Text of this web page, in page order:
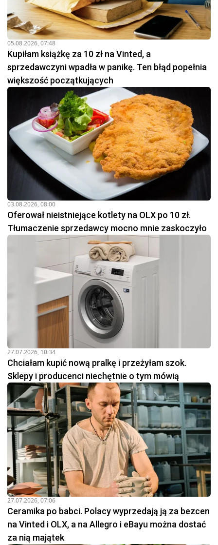
05.08.2026, 07:48
Kupiłam książkę za 10 zł na Vinted, a
sprzedawczyni wpadła w panikę. Ten błąd popełnia
większość początkujących
03.08.2026, 08:00
Oferował nieistniejące kotlety na OLX po 10 zł.
Tłumaczenie sprzedawcy mocno mnie zaskoczyło
27.07.2026, 10:34
Chciałam kupić nową pralkę i przeżyłam szok.
Sklepy i producenci niechętnie o tym mówią
27.07.2026, 07:06
Ceramika po babci. Polacy wyprzedają ją za bezcen
na Vinted i OLX, a na Allegro i eBayu można dostać
za nią majątek